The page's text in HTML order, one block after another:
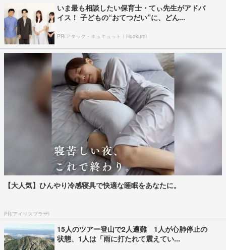
いま最も相談したい保育士・てぃ先生がアドバ
イス！ 子どもの“おてつだい”に、どん...
PR(アタック・キュキュット｜Hugkum)
【大人気】ひんやり冷感寝具で快適な睡眠をあなたに。
PR(アイリスプラザ)
15人のツアー登山で2人遭難 1人が心肺停止の
状態、1人は「雨に打たれて震えてい...